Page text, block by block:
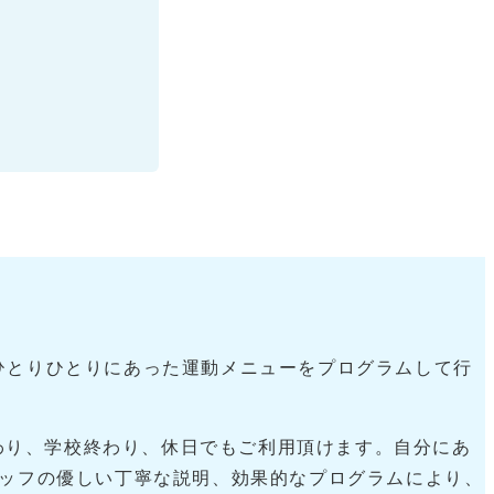
りひとりにあった運動メニューをプログラムして行
、学校終わり、休日でもご利用頂けます。自分にあ
の優しい丁寧な説明、効果的なプログラムにより、